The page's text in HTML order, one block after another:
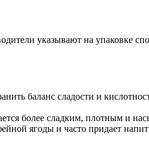
указывают на упаковке
баланс сладости и
более сладким, плотным и
ягоды и часто придает